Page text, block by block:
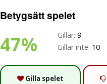
Betygsätt spelet
47% Gillar: 9
Gillar inte: 10
Gilla spelet